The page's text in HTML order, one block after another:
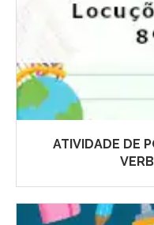
ATIVIDADE DE